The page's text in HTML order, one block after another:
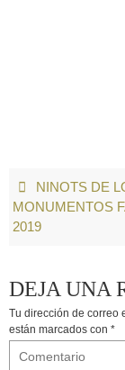
NINOTS DE
MONUMENTOS
2019
DEJA UNA
Tu dirección de correo
están marcados con *